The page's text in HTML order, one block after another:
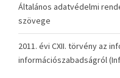
Általános adatvédelmi
szövege
2011. évi CXII. törvény az
információszabadságról